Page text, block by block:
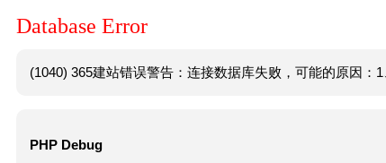
Database Error
(1040) 365建站错误警告：连接数据库失败，可能的原因：
PHP Debug